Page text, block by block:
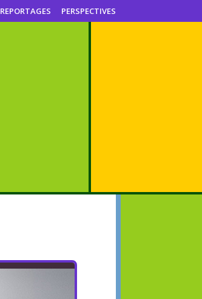
REPORTAGES PERSPECTIVES